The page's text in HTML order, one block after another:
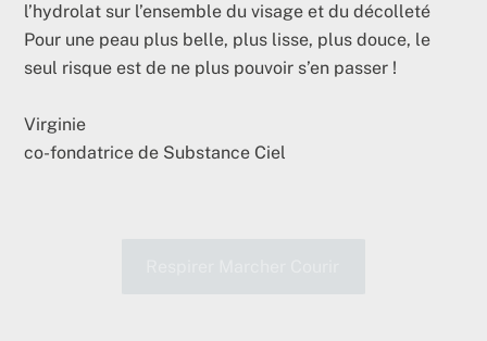
l’hydrolat sur l’ensemble du visage et du décolleté
Pour une peau plus belle, plus lisse, plus douce, le
seul risque est de ne plus pouvoir s’en passer !
Virginie
co-fondatrice de Substance Ciel